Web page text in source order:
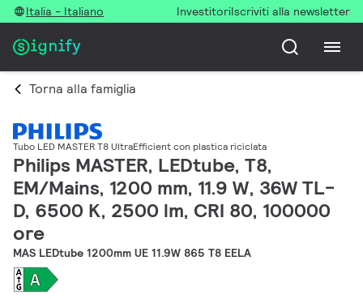
Italia - Italiano InvestitoriIscriviti alla newsletter
Torna alla famiglia
Tubo LED MASTER T8 UltraEfficient con plastica riciclata
Philips MASTER, LEDtube, T8,
EM/Mains, 1200 mm, 11.9 W, 36W TL-
D, 6500 K, 2500 lm, CRI 80, 100000
ore
MAS LEDtube 1200mm UE 11.9W 865 T8 EELA